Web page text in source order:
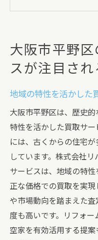
地域住民から
地域に密着した空
迅速な対応と
買取価格の適
お客様のニー
実績豊富なリ
無料査定から始め
ービスの流れ
無料査定の申
大阪市平野
スが注目さ
地域の特性を活かした
大阪市平野区は、歴史
特性を活かした買取サ
には、古くからの住宅
しています。株式会社
サービスは、地域の特
正な価格での買取を実
や市場動向を踏まえた
度も高いです。リフォー
空家を有効活用する提